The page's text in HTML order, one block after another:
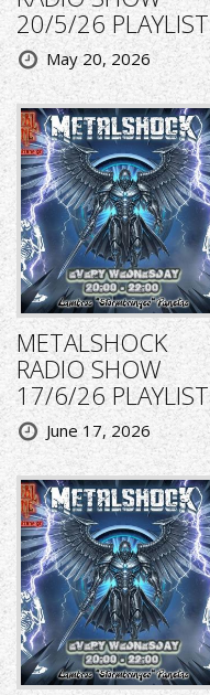
20/5/26 PLAYLIST
May 20, 2026
METALSHOCK
RADIO SHOW
17/6/26 PLAYLIST
June 17, 2026